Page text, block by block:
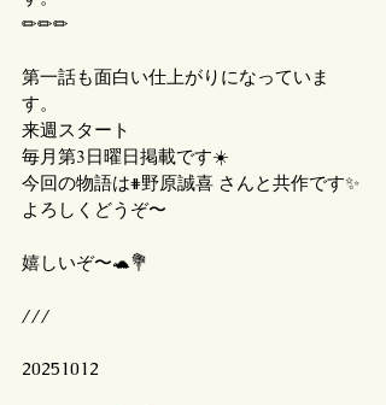
✏︎✏︎✏︎
第一話も面白い仕上がりになっていま
す。
来週スタート
毎月第3日曜日掲載です☀️
今回の物語は#野原誠喜 さんと共作です✨
よろしくどうぞ〜
嬉しいぞ〜🐢💐
///
20251012